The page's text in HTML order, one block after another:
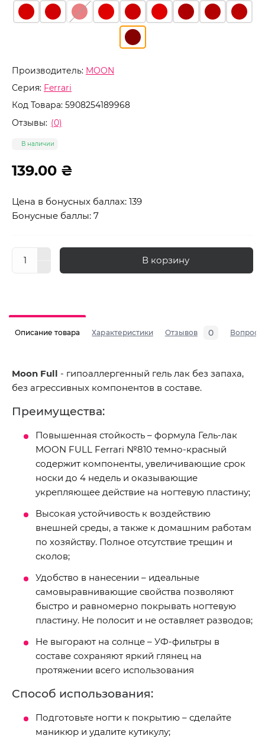
Производитель: MOON
Серия: Ferrari
Код Товара: 5908254189968
Отзывы: (0)
В наличии
139.00 ₴
Цена в бонусных баллах: 139
Бонусные баллы: 7
В корзину
Описание товара Характеристики Отзывов 0 Вопросы
Moon Full - гипоаллергенный гель лак без запаха,
без агрессивных компонентов в составе.
Преимущества:
Повышенная стойкость – формула Гель-лак
MOON FULL Ferrari №810 темно-красный
содержит компоненты, увеличивающие срок
носки до 4 недель и оказывающие
укрепляющее действие на ногтевую пластину;
Высокая устойчивость к воздействию
внешней среды, а также к домашним работам
по хозяйству. Полное отсутствие трещин и
сколов;
Удобство в нанесении – идеальные
самовыравнивающие свойства позволяют
быстро и равномерно покрывать ногтевую
пластину. Не полосит и не оставляет разводов;
Не выгорают на солнце – УФ-фильтры в
составе сохраняют яркий глянец на
протяжении всего использования
Способ использования:
Подготовьте ногти к покрытию – сделайте
маникюр и удалите кутикулу;